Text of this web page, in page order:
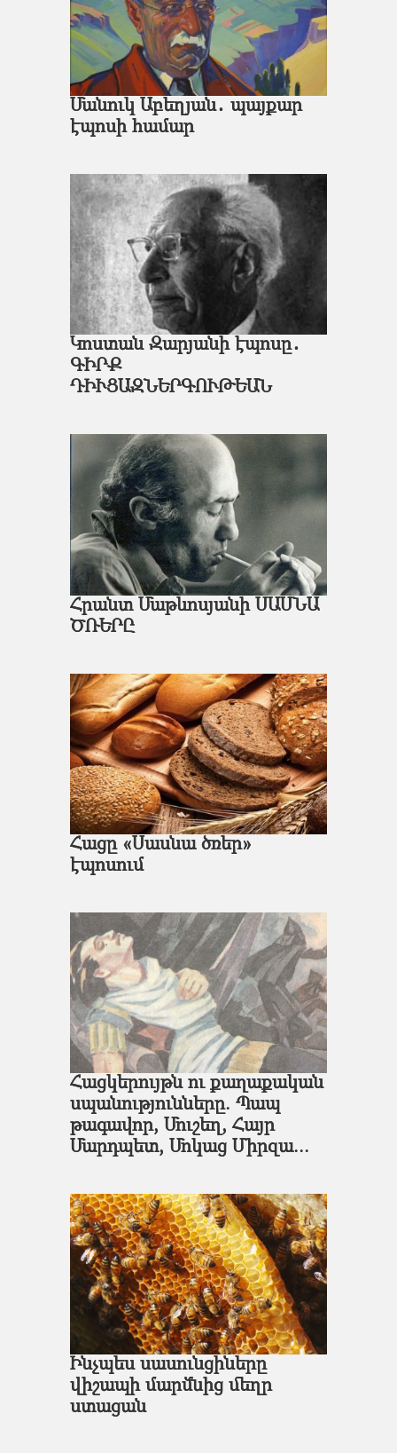
Մանուկ Աբեղյան․ պայքար
էպոսի համար
Կոստան Զարյանի էպոսը․
ԳԻՐՔ
ԴԻՒՑԱԶՆԵՐԳՈՒԹԵԱՆ
Հրանտ Մաթևոսյանի ՍԱՍՆԱ
ԾՌԵՐԸ
Հացը «Սասնա ծռեր»
էպոսում
Հացկերույթն ու քաղաքական
սպանությունները. Պապ
թագավոր, Մուշեղ, Հայր
Մարդպետ, Մոկաց Միրզա...
Ինչպես սասունցիները
վիշապի մարմնից մեղր
ստացան